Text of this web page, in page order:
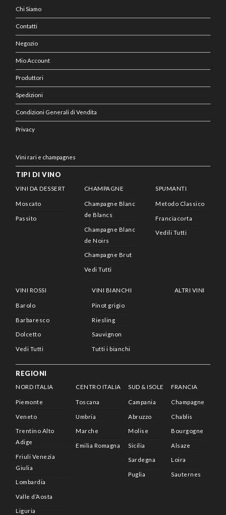
Chi Siamo
Contatti
Negozio
Mio Account
Produttori
Spedizioni
Condizioni Generali di Vendita
Privacy
Vini rari e champagnes
TIPI DI VINO
VINI DA DESSERT
Moscato
Passito
CHAMPAGNE
Champagne Blanc
de Blancs
Champagne Blanc
de Noirs
Champagne Brut
Vedi Tutti
SPUMANTI
Metodo Classico
Franciacorta
Vedili Tutti
VINI ROSSI
Barolo
Barbaresco
Dolcetto
Vedi Tutti
VINI BIANCHI
Pinot grigio
Riesling
Sauvignon
Tutti i bianchi
ALTRI VINI
REGIONI
NORD ITALIA
Piemonte
Veneto
Trentino Alto
Adige
Friuli Venezia
Giulia
Lombardia
Valle d’Aosta
Liguria
CENTRO ITALIA
Toscana
Umbria
Marche
Emilia Romagna
SUD & ISOLE
Campania
Abruzzo
Molise
Sicilia
Sardegna
Puglia
FRANCIA
Champagne
Chablis
Bourgogne
Alsaze
Loira
Sauternes